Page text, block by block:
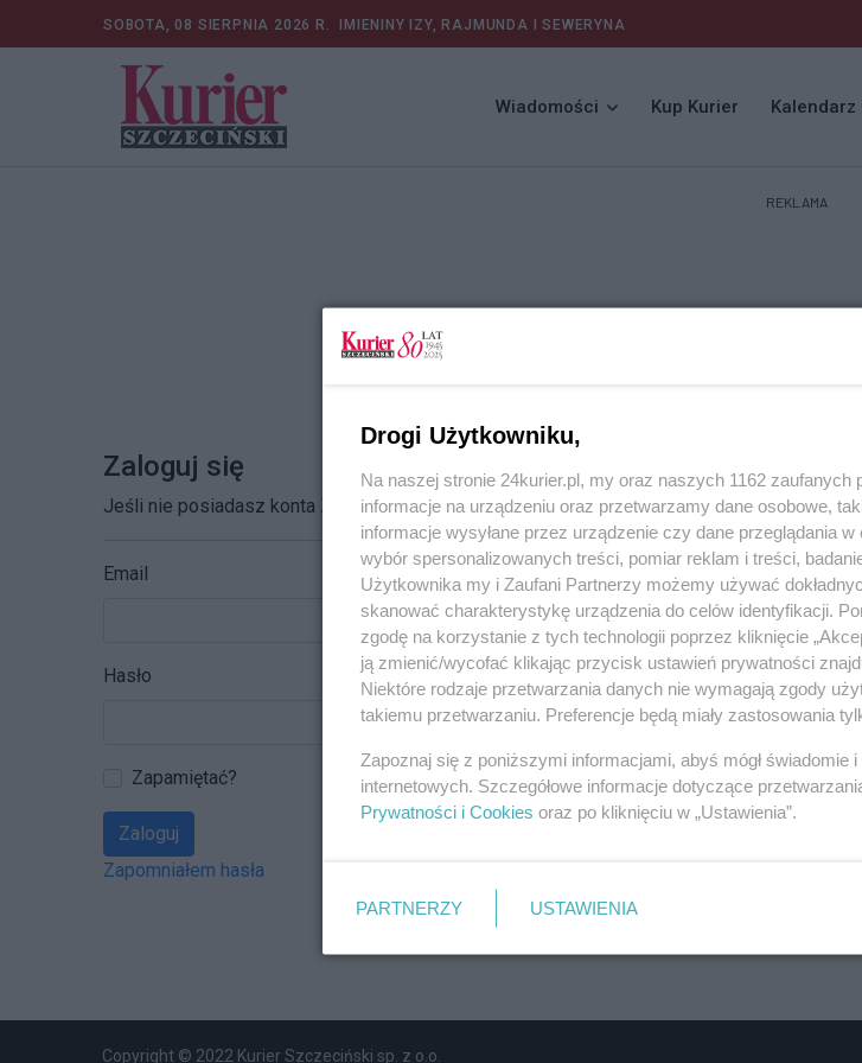
SOBOTA, 08 SIERPNIA 2026 R. IMIENINY IZY, RAJMUNDA I SEWERYNA
Wiadomości Kup Kurier Kalendarz
REKLAMA
Zaloguj się
Jeśli nie posiadasz konta Zarejestruj się
Email
Hasło
Zapamiętać?
Zaloguj
Zapomniałem hasła
Copyright © 2022 Kurier Szczeciński sp. z o.o.
Drogi Użytkowniku,
Na naszej stronie 24kurier.pl, my oraz naszych 1162
informacje na urządzeniu oraz przetwarzamy dane osobowe,
informacje wysyłane przez urządzenie czy dane przeglądania
wybór spersonalizowanych treści, pomiar reklam i treści,
Użytkownika my i Zaufani Partnerzy możemy używać
skanować charakterystykę urządzenia do celów identyfikacji.
zgodę na korzystanie z tych technologii poprzez kliknięcie
ją zmienić/wycofać klikając przycisk ustawień prywatności
Niektóre rodzaje przetwarzania danych nie wymagają zgody
takiemu przetwarzaniu. Preferencje będą miały zastosowania
Zapoznaj się z poniższymi informacjami, abyś mógł
internetowych. Szczegółowe informacje dotyczące
Prywatności i Cookies oraz po kliknięciu w „Ustawienia”.
PARTNERZY USTAWIENIA